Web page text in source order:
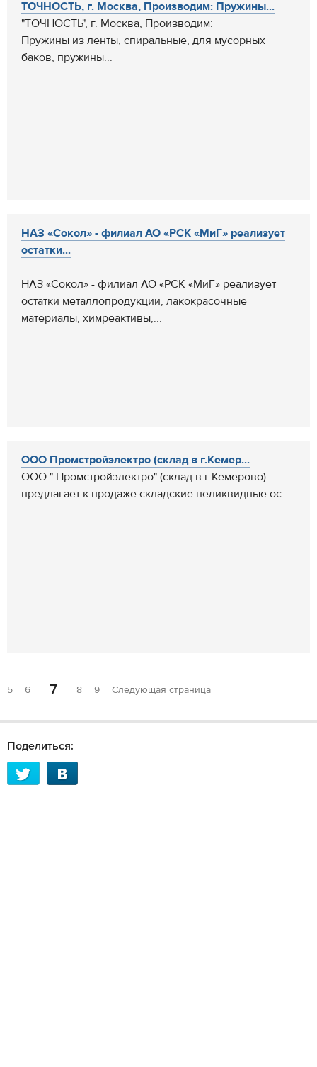
ТОЧНОСТЬ, г. Москва, Производим: Пружины...
"ТОЧНОСТЬ", г. Москва, Производим:
Пружины из ленты, спиральные, для мусорных
баков, пружины...
НАЗ «Сокол» - филиал АО «РСК «МиГ» реализует
остатки...
НАЗ «Сокол» - филиал АО «РСК «МиГ» реализует
остатки металлопродукции, лакокрасочные
материалы, химреактивы,...
ООО Промстройэлектро (склад в г.Кемер...
ООО " Промстройэлектро" (склад в г.Кемерово)
предлагает к продаже складские неликвидные ос...
5 6 7 8 9 Следующая страница
Поделиться: